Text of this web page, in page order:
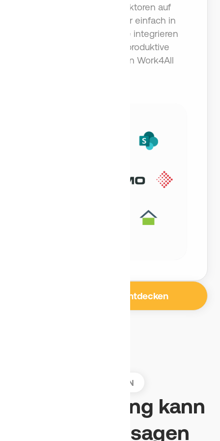
verfügbaren Konnektoren auf
Make.com und Zapier einfach in
bestehende Systeme integrieren
und bietet bereits produktive
Anbindungen, u. a. an Work4All
Weitere Vorteile entdecken
MEINUNGEN
Eigenwerbung kann
jeder. Das sagen